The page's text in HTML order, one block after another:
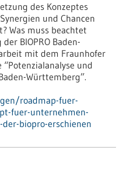
des Konzeptes
und Chancen
Was muss beachtet
BIOPRO Baden-
mit dem Fraunhofer
und
Württemberg”.
roadmap-fuer-
fuer-unternehmen-
biopro-erschienen